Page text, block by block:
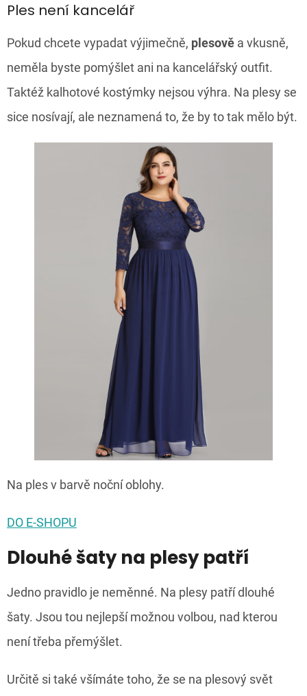
Ples není kancelář
Pokud chcete vypadat výjimečně, plesově a vkusně,
neměla byste pomýšlet ani na kancelářský outfit.
Taktéž kalhotové kostýmky nejsou výhra. Na plesy se
sice nosívají, ale neznamená to, že by to tak mělo být.
Na ples v barvě noční oblohy.
DO E-SHOPU
Dlouhé šaty na plesy patří
Jedno pravidlo je neměnné. Na plesy patří dlouhé
šaty. Jsou tou nejlepší možnou volbou, nad kterou
není třeba přemýšlet.
Určitě si také všímáte toho, že se na plesový svět